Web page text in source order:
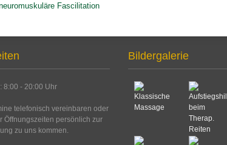
Fascilitation
8:00 - 20:00 Uhr
telefonisch vereinbaren oder
Öffnungszeiten persönlich zur
zu uns kommen.
Bildergalerie